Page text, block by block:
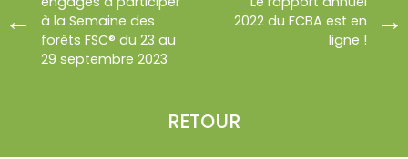
à la Semaine des
forêts FSC® du 23 au
29 septembre 2023
RETOUR
2022 du FCBA est en
ligne !